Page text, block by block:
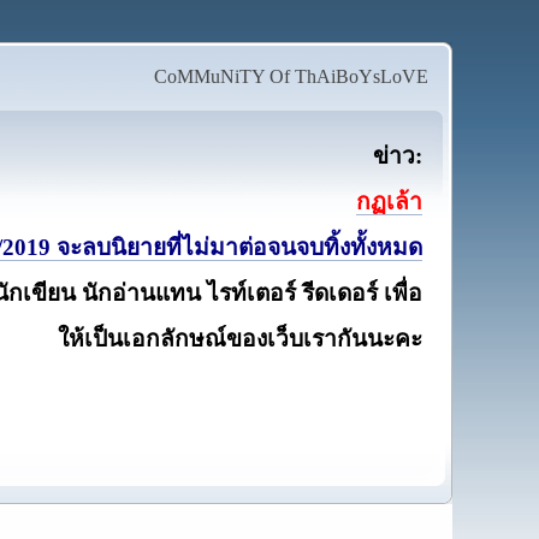
CoMMuNiTY Of ThAiBoYsLoVE
ข่าว:
กฏเล้า
2019 จะลบนิยายที่ไม่มาต่อจนจบทิ้งทั้งหมด
กเขียน นักอ่านแทน ไรท์เตอร์ รีดเดอร์ เพื่อ
ให้เป็นเอกลักษณ์ของเว็บเรากันนะคะ